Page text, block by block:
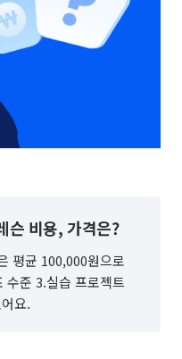
슨 비용, 가격은?
평균 100,000원으로
수준 3.실습 프로젝트
요.